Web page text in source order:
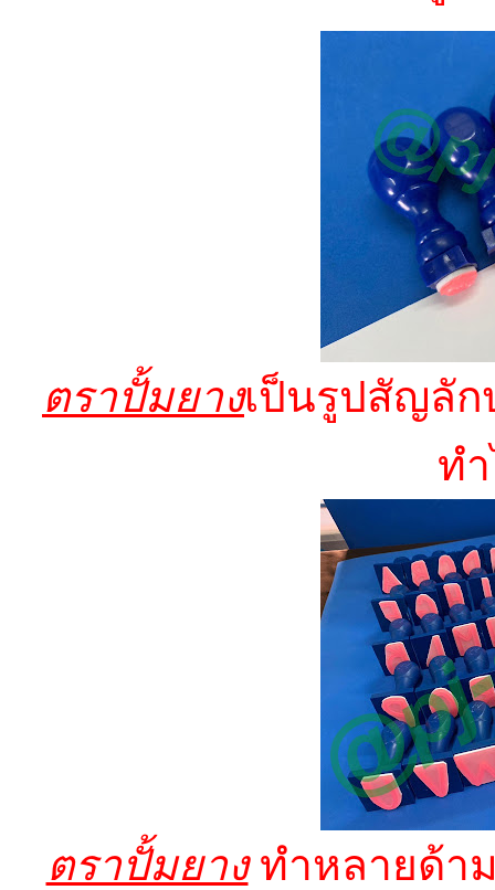
ตราปั้มยางเป็นรูปสัญลัก
ท
ตราปั้มยางทำหลายด้าม